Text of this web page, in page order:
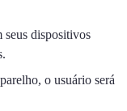
seus dispositivos
o usuário será